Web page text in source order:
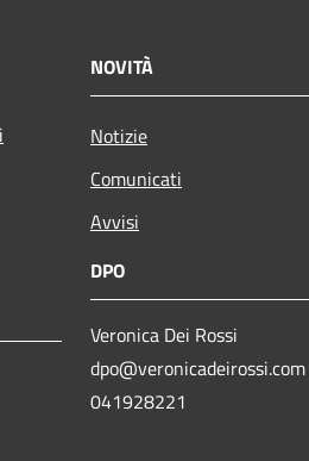
NOVITÀ
Notizie
Comunicati
Avvisi
DPO
Veronica Dei Rossi
dpo@veronicadeirossi.com
041928221